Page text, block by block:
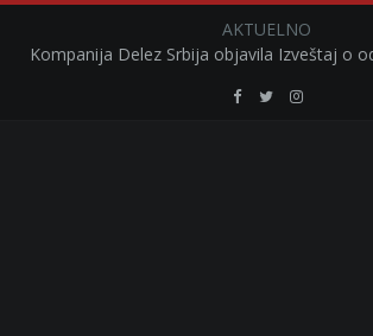
AKTUELNO
RetailRetailRetail